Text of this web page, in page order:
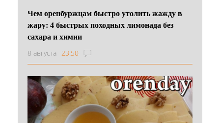
Чем оренбуржцам быстро утолить жажду в
жару: 4 быстрых походных лимонада без
сахара и химии
8 августа 23:50